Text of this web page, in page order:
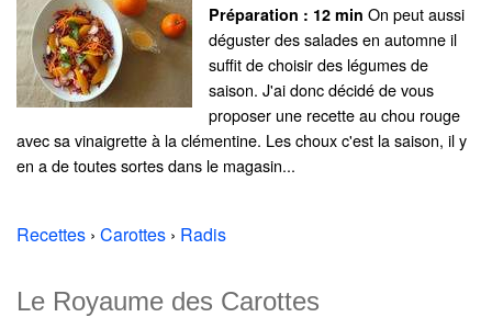
Préparation : 12 min On peut aussi
déguster des salades en automne il
suffit de choisir des légumes de
saison. J'ai donc décidé de vous
proposer une recette au chou rouge
avec sa vinaigrette à la clémentine. Les choux c'est la saison, il y
en a de toutes sortes dans le magasin...
Recettes › Carottes › Radis
Le Royaume des Carottes